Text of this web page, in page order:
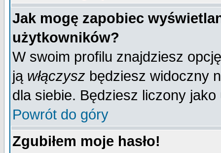
Jak mogę zapobiec
użytkowników?
W swoim profilu znajdziesz
ją włączysz będziesz widoczny
dla siebie. Będziesz liczony
Powrót do góry
Zgubiłem moje hasło!